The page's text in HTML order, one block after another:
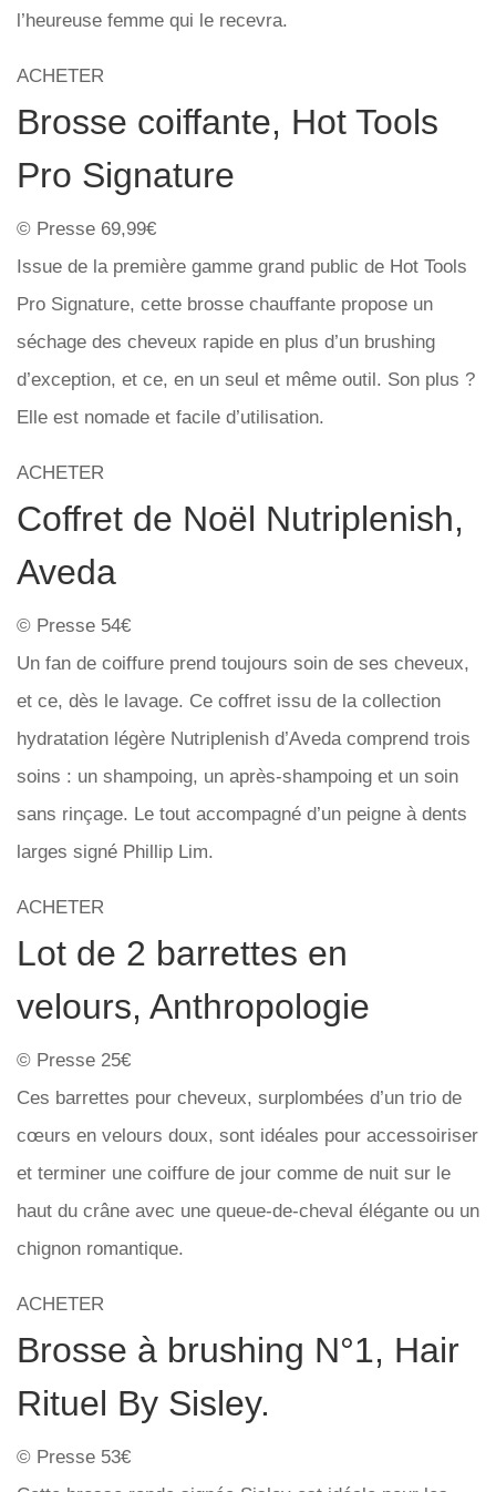
l’heureuse femme qui le recevra.
ACHETER
Brosse coiffante, Hot Tools
Pro Signature
© Presse 69,99€
Issue de la première gamme grand public de Hot Tools
Pro Signature, cette brosse chauffante propose un
séchage des cheveux rapide en plus d’un brushing
d’exception, et ce, en un seul et même outil. Son plus ?
Elle est nomade et facile d’utilisation.
ACHETER
Coffret de Noël Nutriplenish,
Aveda
© Presse 54€
Un fan de coiffure prend toujours soin de ses cheveux,
et ce, dès le lavage. Ce coffret issu de la collection
hydratation légère Nutriplenish d’Aveda comprend trois
soins : un shampoing, un après-shampoing et un soin
sans rinçage. Le tout accompagné d’un peigne à dents
larges signé Phillip Lim.
ACHETER
Lot de 2 barrettes en
velours, Anthropologie
© Presse 25€
Ces barrettes pour cheveux, surplombées d’un trio de
cœurs en velours doux, sont idéales pour accessoiriser
et terminer une coiffure de jour comme de nuit sur le
haut du crâne avec une queue-de-cheval élégante ou un
chignon romantique.
ACHETER
Brosse à brushing N°1, Hair
Rituel By Sisley.
© Presse 53€